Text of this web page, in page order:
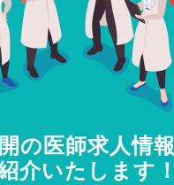
の医師求人情
介いたします！